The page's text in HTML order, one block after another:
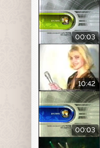
00:03
10:42
00:03